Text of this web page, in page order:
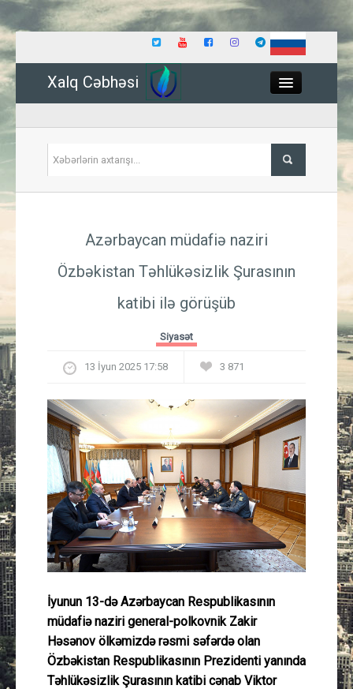
Xalq Cəbhəsi
İqtisadiyyat
Güney Azərbaycan
Mədəniyyət
Müsahibə
İdman
Layihə
Gündəm
Cəmiyyət
Peşə etikası
Azərbaycan müdafiə naziri
Özbəkistan Təhlükəsizlik Şurasının
katibi ilə görüşüb
Siyasət
13 İyun 2025 17:58 3 871
İyunun 13-də Azərbaycan Respublikasının
müdafiə naziri general-polkovnik Zakir
Həsənov ölkəmizdə rəsmi səfərdə olan
Özbəkistan Respublikasının Prezidenti yanında
Təhlükəsizlik Şurasının katibi cənab Viktor